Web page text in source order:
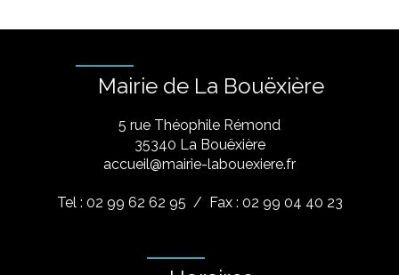
Mairie de La Bouëxière
5 rue Théophile Rémond
​35340 La Bouëxière
accueil@mairie-labouexiere.fr
Tel : 02 99 62 62 95 / Fax : 02 99 04 40 23